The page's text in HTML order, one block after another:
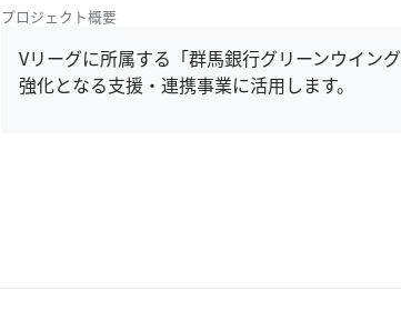
プロジェクト概要
Vリーグに所属する「群馬銀行グリーンウイン
強化となる支援・連携事業に活用します。